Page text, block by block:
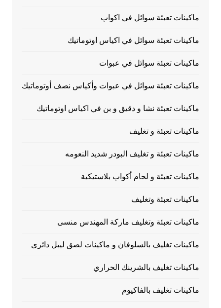
ماكينات تعبئة سوائل في اكواب
ماكينات تعبئة سوائل في اكياس اوتوماتيك
ماكينات تعبئة سوائل في عبوات
ماكينات تعبئة سوائل في عبوات وأكياس نصف أوتوماتيك
ماكينات تعبئة نشا و دقيق و بن في اكياس اوتوماتيك
ماكينات تعبئة و تغليف
ماكينات تعبئة و تغليف البودر شديد النعومه
ماكينات تعبئة و لحام أكواب بلاستيكية
ماكينات تعبئة وتغليف
ماكينات تعبئة وتغليف ماركة المهندس منسى
ماكينات تغليف بالسلوفان و ماكينات لصق ليبل دائرى
ماكينات تغليف بالشرينك الحراري
ماكينات تغليف بالفاكيوم